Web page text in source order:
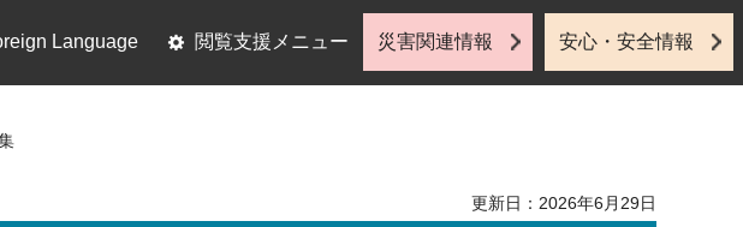
Language 閲覧支援メニュー 災害関連情報 安心・安全情報
更新日：2026年6月29日